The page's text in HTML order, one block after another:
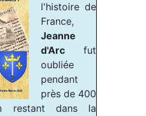
l'histoire de
France,
Jeanne
d'Arc fut
oubliée
pendant
près de 400
restant dans la